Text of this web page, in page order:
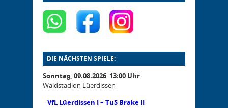
DIE NÄCHSTEN SPIELE:
Sonntag, 09.08.2026 13:00 Uhr
Waldstadion Lüerdissen
VfL Lüerdissen I – TuS Brake II